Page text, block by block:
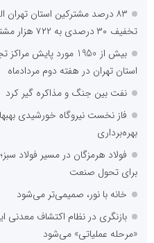
۸۳ درصد مشترکین استان
تخفیف ۳۰ درصدی به ۷۲۲ هزار مشترک تهرانی
بیش از 1950 مورد
استان تهران در هفته دوم مردادماه
نفت بین جنگ و مذاکره گیر کرد
فاز نخست نیروگاه خورشیدی
بهره‌برداری
فولاد هرمزگان در مسیر فولاد
برای تحول صنعت
خانه با نور، صمیمی‌تر می‌شود
بازنگری در نظام اکتشاف معدنی
«مرحله عملیاتی» می‌شود